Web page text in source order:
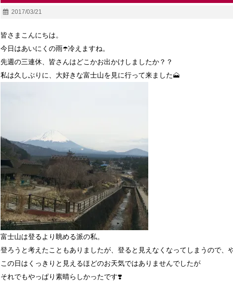
2017/03/21
皆さまこんにちは。
今日はあいにくの雨☂️冷えますね。
先週の三連休、皆さんはどこかお出かけしましたか？？
私は久しぶりに、大好きな富士山を見に行って来ました🗻
富士山は登るより眺める派の私。
登ろうと考えたこともありましたが、登ると見えなくなってしまうので、
この日はくっきりと見えるほどのお天気ではありませんでしたが
それでもやっぱり素晴らしかったです❣️